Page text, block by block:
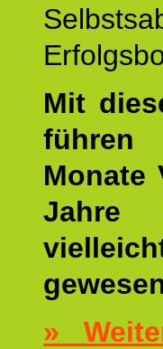
Mit
Monate
Jahre
»